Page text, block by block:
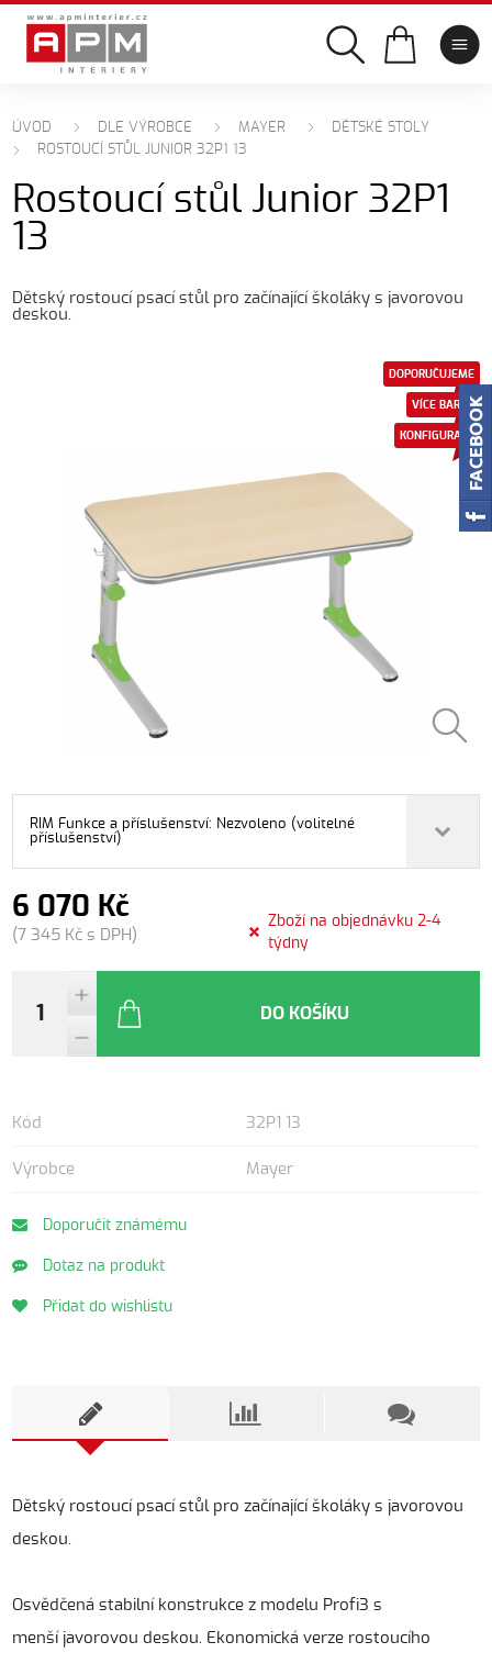
ÚVOD DLE VÝROBCE MAYER
DĚTSKÉ STOLY
ROSTOUCÍ STŮL JUNIOR 32P1 13
Rostoucí stůl Junior 32P1
13
Dětský rostoucí psací stůl pro začínající školáky s javorovou
deskou.
DOPORUČUJEME
VÍCE BAREV
KONFIGURACE
RIM Funkce a příslušenství: Nezvoleno (volitelné
příslušenství)
6 070 Kč
(7 345 Kč s DPH)
Zboží na objednávku 2-4
týdny
DO KOŠÍKU
Kód 32P1 13
Výrobce Mayer
Doporučit známému
Dotaz na produkt
Přidat do wishlistu
Dětský rostoucí psací stůl pro začínající školáky s javorovou
deskou.
Osvědčená stabilní konstrukce z modelu Profi3 s
menší javorovou deskou. Ekonomická verze rostoucího